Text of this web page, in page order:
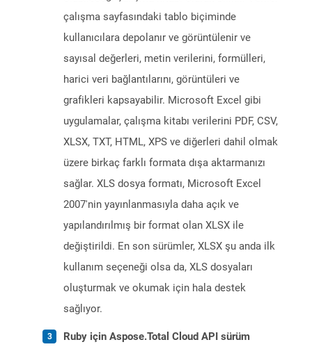
çalışma sayfasındaki tablo biçiminde
kullanıcılara depolanır ve görüntülenir ve
sayısal değerleri, metin verilerini, formülleri,
harici veri bağlantılarını, görüntüleri ve
grafikleri kapsayabilir. Microsoft Excel gibi
uygulamalar, çalışma kitabı verilerini PDF, CSV,
XLSX, TXT, HTML, XPS ve diğerleri dahil olmak
üzere birkaç farklı formata dışa aktarmanızı
sağlar. XLS dosya formatı, Microsoft Excel
2007'nin yayınlanmasıyla daha açık ve
yapılandırılmış bir format olan XLSX ile
değiştirildi. En son sürümler, XLSX şu anda ilk
kullanım seçeneği olsa da, XLS dosyaları
oluşturmak ve okumak için hala destek
sağlıyor.
Ruby için Aspose.Total Cloud API sürüm